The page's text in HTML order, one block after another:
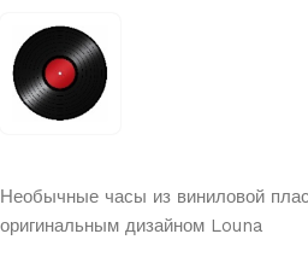
Необычные часы из виниловой
оригинальным дизайном Louna